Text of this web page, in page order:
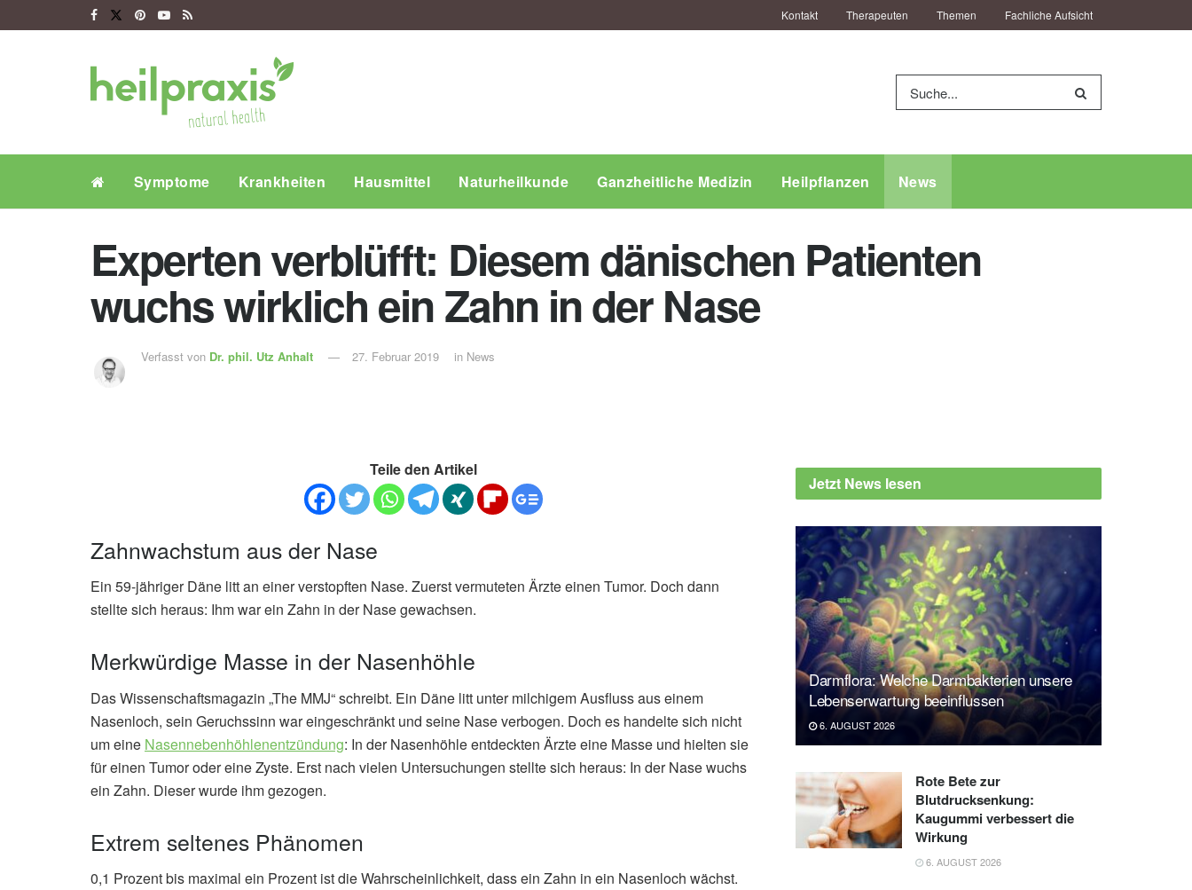
Kontakt Therapeuten Themen Fachliche Aufsicht
Symptome Krankheiten Hausmittel Naturheilkunde Ganzheitliche Medizin Heilpflanzen News
Experten verblüfft: Diesem dänischen Patienten
wuchs wirklich ein Zahn in der Nase
Verfasst von Dr. phil. Utz Anhalt 27. Februar 2019 in News
Teile den Artikel
Zahnwachstum aus der Nase
Ein 59-jähriger Däne litt an einer verstopften Nase. Zuerst vermuteten Ärzte einen Tumor. Doch dann
stellte sich heraus: Ihm war ein Zahn in der Nase gewachsen.
Merkwürdige Masse in der Nasenhöhle
Das Wissenschaftsmagazin „The MMJ“ schreibt. Ein Däne litt unter milchigem Ausfluss aus einem
Nasenloch, sein Geruchssinn war eingeschränkt und seine Nase verbogen. Doch es handelte sich nicht
um eine Nasennebenhöhlenentzündung: In der Nasenhöhle entdeckten Ärzte eine Masse und hielten sie
für einen Tumor oder eine Zyste. Erst nach vielen Untersuchungen stellte sich heraus: In der Nase wuchs
ein Zahn. Dieser wurde ihm gezogen.
Extrem seltenes Phänomen
0,1 Prozent bis maximal ein Prozent ist die Wahrscheinlichkeit, dass ein Zahn in ein Nasenloch wächst.
Jetzt News lesen
Darmflora: Welche Darmbakterien unsere
Lebenserwartung beeinflussen
6. AUGUST 2026
Rote Bete zur
Blutdrucksenkung:
Kaugummi verbessert die
Wirkung
6. AUGUST 2026